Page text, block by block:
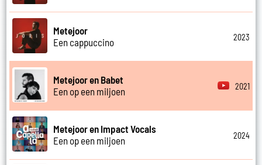
Metejoor
Een cappuccino
2023
Metejoor en Babet
Een op een miljoen
2021
Metejoor en Impact Vocals
Een op een miljoen
2024